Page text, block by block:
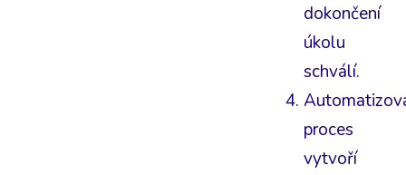
dokončení
úkolu
schválí.
proces
vytvoří